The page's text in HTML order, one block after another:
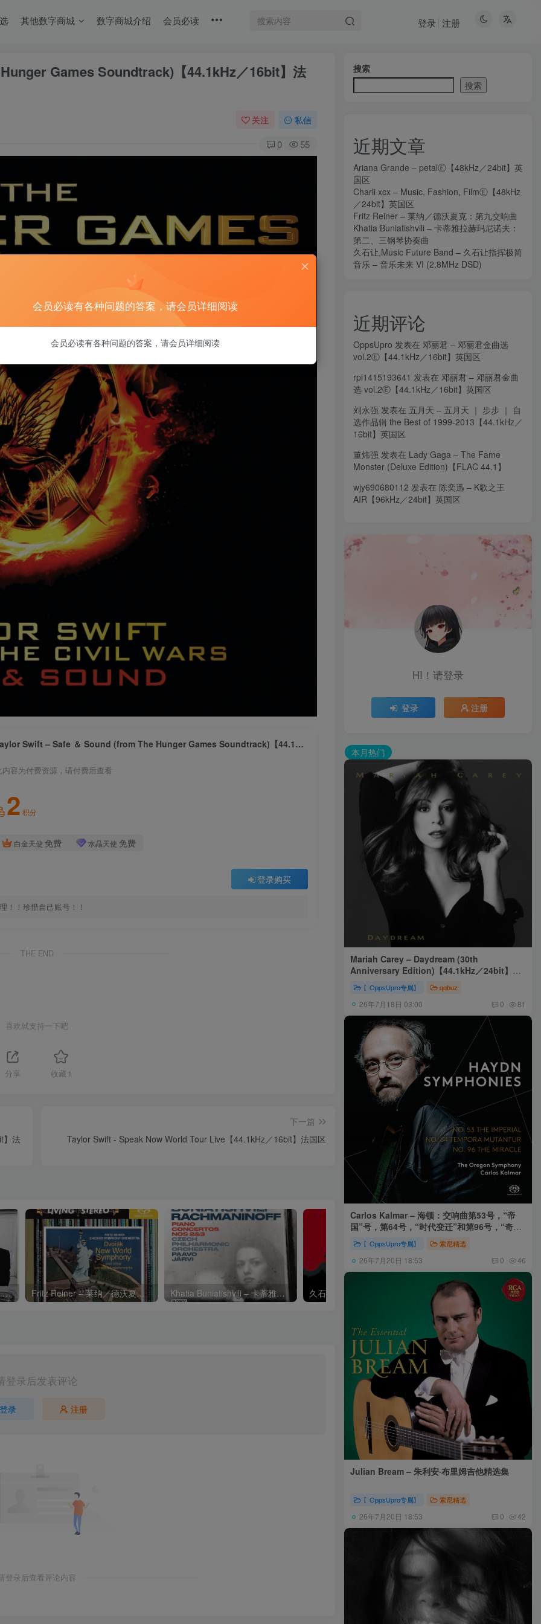
其他数字商城 数字商城介绍 会员必读 登录 注册
Games Soundtrack)【44.1kHz／16bit】法
关注 私信
0 55
Taylor Swift – Safe ＆ Sound (from The Hunger Games Soundtrack)【44.1kHz／16bit】法国区
内容为付费资源，请付费后查看
2 积分
白金天使 免费 水晶天使 免费
登录购买
！！珍惜自己账号！！
THE END
喜欢就支持一下吧
分享 收藏 1
】法
下一篇
Taylor Swift - Speak Now World Tour Live【44.1kHz／16bit】法国区
Charli xcx – Music, Fashion, FilmⒺ【48kHz／24bit】英国区 Fritz Reiner – 莱纳／德沃夏克：第九交响曲 Khatia Buniatishvili – 卡蒂雅拉赫玛尼诺夫：第二、三钢琴协奏曲
登录后发表评论
登录 注册
登录后查看评论内容
搜索
搜索
近期文章
Ariana Grande – petalⒺ【48kHz／24bit】英
国区
Charli xcx – Music, Fashion, FilmⒺ【48kHz
／24bit】英国区
Fritz Reiner – 莱纳／德沃夏克：第九交响曲
Khatia Buniatishvili – 卡蒂雅拉赫玛尼诺夫：
第二、三钢琴协奏曲
久石让,Music Future Band – 久石让指挥极简
音乐 – 音乐未来 VI (2.8MHz DSD)
近期评论
OppsUpro 发表在 邓丽君 – 邓丽君金曲选
vol.2Ⓔ【44.1kHz／16bit】英国区
rpl1415193641 发表在 邓丽君 – 邓丽君金曲
选 vol.2Ⓔ【44.1kHz／16bit】英国区
刘永强 发表在 五月天 – 五月天 ｜ 步步 ｜ 自
选作品辑 the Best of 1999-2013【44.1kHz／
16bit】英国区
董炜强 发表在 Lady Gaga – The Fame
Monster (Deluxe Edition)【FLAC 44.1】
wjy690680112 发表在 陈奕迅 – K歌之王
AIR【96kHz／24bit】英国区
HI！请登录
登录 注册
本月热门
Mariah Carey – Daydream (30th
Anniversary Edition)【44.1kHz／24bit】美
〖OppsUpro专属〗 qobuz
26年7月18日 03:00 0 81
Carlos Kalmar – 海顿：交响曲第53号，“帝
国”号，第64号，“时代变迁”和第96号，“奇迹”
号 (俄勒冈交响乐团，卡尔玛)
〖OppsUpro专属〗 索尼精选
26年7月20日 18:53 0 46
Julian Bream – 朱利安·布里姆吉他精选集
〖OppsUpro专属〗 索尼精选
26年7月20日 18:53 0 42
会员必读有各种问题的答案，请会员详细阅读
会员必读有各种问题的答案，请会员详细阅读